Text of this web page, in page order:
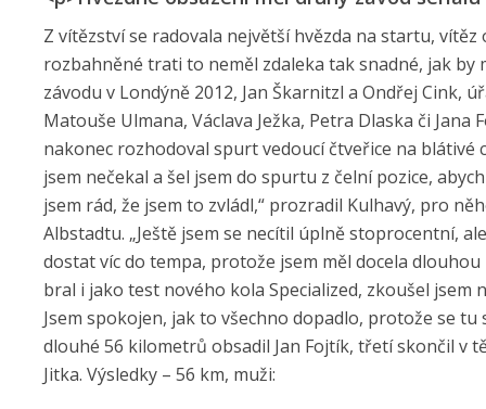
Z vítězství se radovala největší hvězda na startu,
rozbahněné trati to neměl zdaleka tak snadné, jak
závodu v Londýně 2012, Jan Škarnitzl a Ondřej Cink,
Matouše Ulmana, Václava Ježka, Petra Dlaska či
nakonec rozhodoval spurt vedoucí čtveřice na blátivé
jsem nečekal a šel jsem do spurtu z čelní pozice,
jsem rád, že jsem to zvládl,“ prozradil Kulhavý, pro
Albstadtu. „Ještě jsem se necítil úplně stoprocentní,
dostat víc do tempa, protože jsem měl docela
bral i jako test nového kola Specialized, zkoušel
Jsem spokojen, jak to všechno dopadlo, protože se
dlouhé 56 kilometrů obsadil Jan Fojtík, třetí skončil v
Jitka. Výsledky – 56 km, muži: